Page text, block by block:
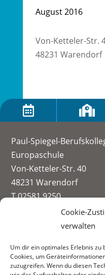
Cookie-
verwalten
Um dir ein optimales Erlebnis zu
Cookies, um
zuzugreifen. Wenn du diesen
August 2016
Von-Ketteler-Str.
48231 Warendorf
 
Paul-Spiegel-
Europaschule
Von-Ketteler-Str. 40
48231 Warendorf
T 02581 9250
info@paul-spiegel-
Datenschutzerklärung
Informationen zur